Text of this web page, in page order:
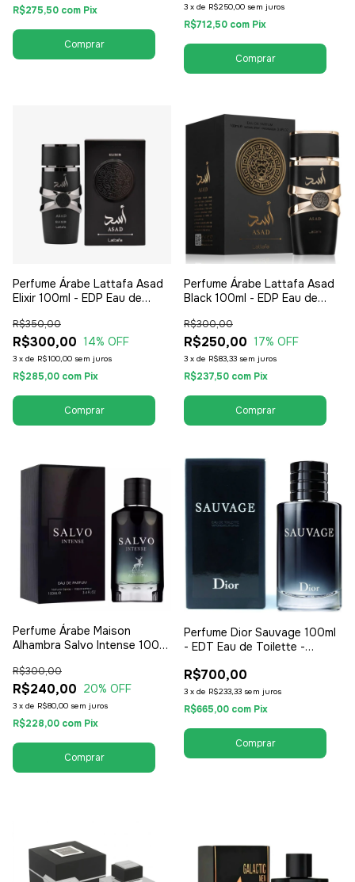
R$275,50 com Pix 3 x de R$250,00 sem juros
R$712,50 com Pix
Perfume Árabe Lattafa Asad
Elixir 100ml - EDP Eau de
R$300,00
R$350,00
14% OFF
3 x de R$100,00 sem juros
R$285,00 com Pix
Perfume Árabe Lattafa Asad
Black 100ml - EDP Eau de
R$250,00
R$300,00
17% OFF
3 x de R$83,33 sem juros
R$237,50 com Pix
Perfume Árabe Maison
Alhambra Salvo Intense 100ml
Masculino
R$240,00
R$300,00
20% OFF
3 x de R$80,00 sem juros
R$228,00 com Pix
Perfume Dior Sauvage 100ml
- EDT Eau de Toilette -
R$700,00
3 x de R$233,33 sem juros
R$665,00 com Pix